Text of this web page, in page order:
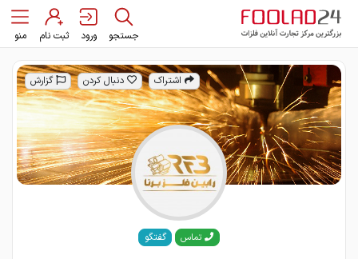
جستجو ورود ثبت نام منو
اشتراک دنبال کردن گزارش
تماس گفتگو